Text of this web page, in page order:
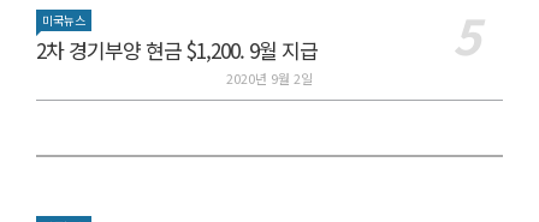
미국뉴스
2차 경기부양 현금 $1,200. 9월 지급
2020년 9월 2일